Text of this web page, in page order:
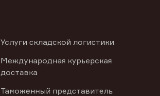
Услуги складской логистики
Международная курьерская
доставка
Таможенный представитель